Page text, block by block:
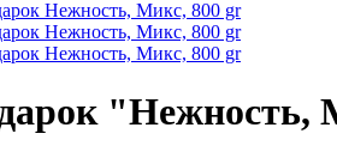
"Нежность,